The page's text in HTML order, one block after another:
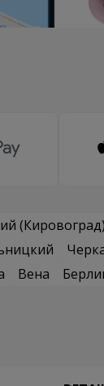
(Кировоград)
Вена